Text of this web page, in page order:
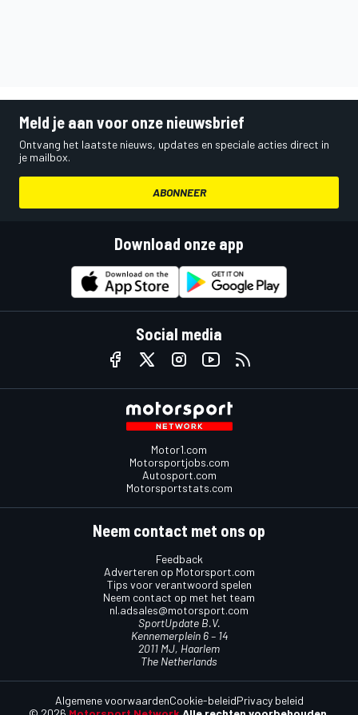
Meld je aan voor onze nieuwsbrief
Ontvang het laatste nieuws, updates en speciale acties direct in
je mailbox.
ABONNEER
Download onze app
Social media
Motor1.com
Motorsportjobs.com
Autosport.com
Motorsportstats.com
Neem contact met ons op
Feedback
Adverteren op Motorsport.com
Tips voor verantwoord spelen
Neem contact op met het team
nl.adsales@motorsport.com
SportUpdate B.V.
Kennemerplein 6 – 14
2011 MJ, Haarlem
The Netherlands
Algemene voorwaardenCookie-beleidPrivacy beleid